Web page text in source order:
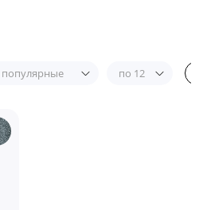
популярные по 12